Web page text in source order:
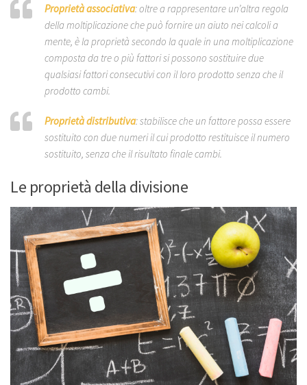
Proprietà associativa: oltre a rappresentare un’altra regola
della moltiplicazione che può fornire un aiuto nei calcoli a
mente, è la proprietà secondo la quale in una moltiplicazione
composta da tre o più fattori si possono sostituire due
qualsiasi fattori consecutivi con il loro prodotto senza che il
prodotto cambi.
Proprietà distributiva: stabilisce che un fattore possa essere
sostituito con due numeri il cui prodotto restituisce il numero
sostituito, senza che il risultato finale cambi.
Le proprietà della divisione